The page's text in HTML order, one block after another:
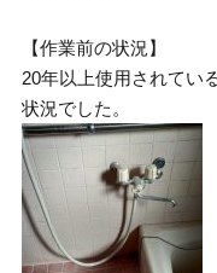
【作業前の状況】
20年以上使用されてい
状況でした。